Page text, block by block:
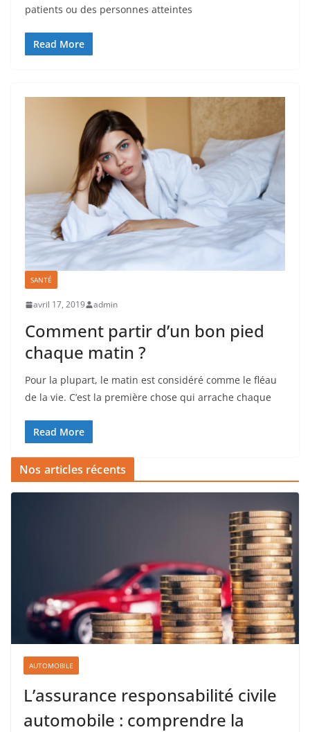
patients ou des personnes atteintes
Read More
SANTÉ
avril 17, 2019 admin
Comment partir d’un bon pied
chaque matin ?
Pour la plupart, le matin est considéré comme le fléau
de la vie. C’est la première chose qui arrache chaque
Read More
Nos articles récents
AUTOMOBILE
L’assurance responsabilité civile
automobile : comprendre la